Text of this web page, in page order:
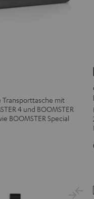
Transporttasche mit
4 und BOOMSTER
BOOMSTER Special